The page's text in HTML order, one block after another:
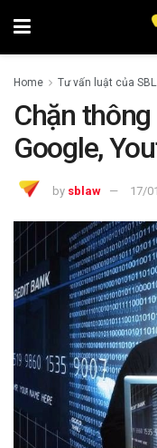
Home Tư vấn luật của
Chặn
Google,
by sblaw 17/